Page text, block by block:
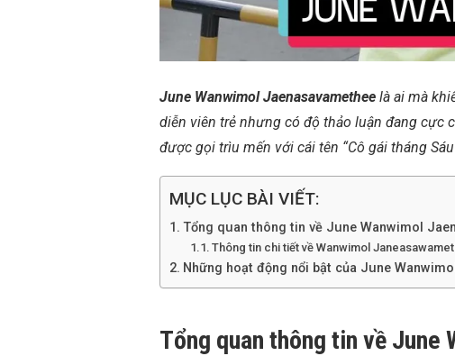
June Wanwimol Jaenasavamethee là ai mà
diễn viên trẻ nhưng có độ thảo luận đang cực
được gọi trìu mến với cái tên “Cô gái tháng
MỤC LỤC BÀI VIẾT:
Tổng quan thông tin về June Wanwimol
Thông tin chi tiết về Wanwimol
Những hoạt động nổi bật của June
Tổng quan thông tin về June